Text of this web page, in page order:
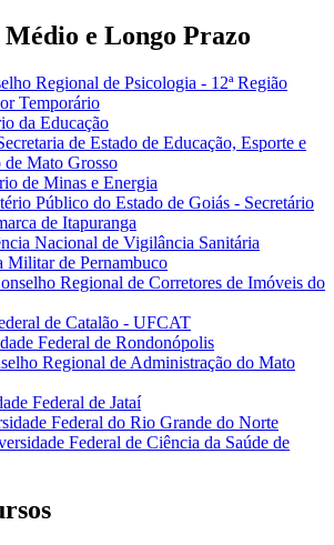
e Longo Prazo
Regional de Psicologia - 12ª Região
Temporário
da Educação
de Estado de Educação, Esporte e
de Mato Grosso
de Minas e Energia
Público do Estado de Goiás - Secretário
de Itapuranga
Nacional de Vigilância Sanitária
Militar de Pernambuco
Regional de Corretores de Imóveis do
de Catalão - UFCAT
Federal de Rondonópolis
Regional de Administração do Mato
Federal de Jataí
Federal do Rio Grande do Norte
Federal de Ciência da Saúde de